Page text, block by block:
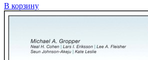
В корзину